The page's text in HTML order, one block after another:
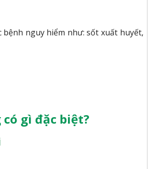
bệnh nguy hiểm như: sốt xuất huyết,
gì đặc biệt?